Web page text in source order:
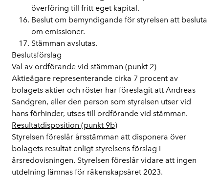
överföring till fritt eget kapital.
Beslut om bemyndigande för styrelsen att besluta
om emissioner.
Stämman avslutas.
Beslutsförslag
Val av ordförande vid stämman (punkt 2)
Aktieägare representerande cirka 7 procent av
bolagets aktier och röster har föreslagit att Andreas
Sandgren, eller den person som styrelsen utser vid
hans förhinder, utses till ordförande vid stämman.
Resultatdisposition (punkt 9b)
Styrelsen föreslår årsstämman att disponera över
bolagets resultat enligt styrelsens förslag i
årsredovisningen. Styrelsen föreslår vidare att ingen
utdelning lämnas för räkenskapsåret 2023.